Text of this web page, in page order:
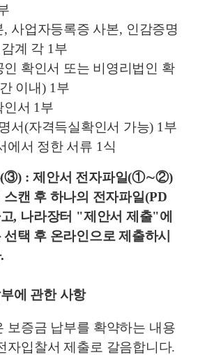
, 사업자등록증 사본, 인감증명
계 각 1 부
인 확인서 또는 비영리법인 확
이내) 1 부
인서 1 부
서(자격득실확인서 가능) 1 부
에서 정한 서류 1 식
(③) :제안서 전자파일(①∼②)
캔 후 하나의 전자파일(PD
, 나라장터 "제안서 제출"에
택 후 온라인으로 제출하시
.
에 관한 사항
보증금 납부를 확약하는 내용
자입찰서 제출로 갈음합니다.